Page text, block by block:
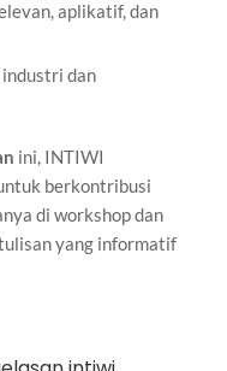
aplikatif, dan
dan
ini, INTIWI
berkontribusi
di workshop dan
yang informatif